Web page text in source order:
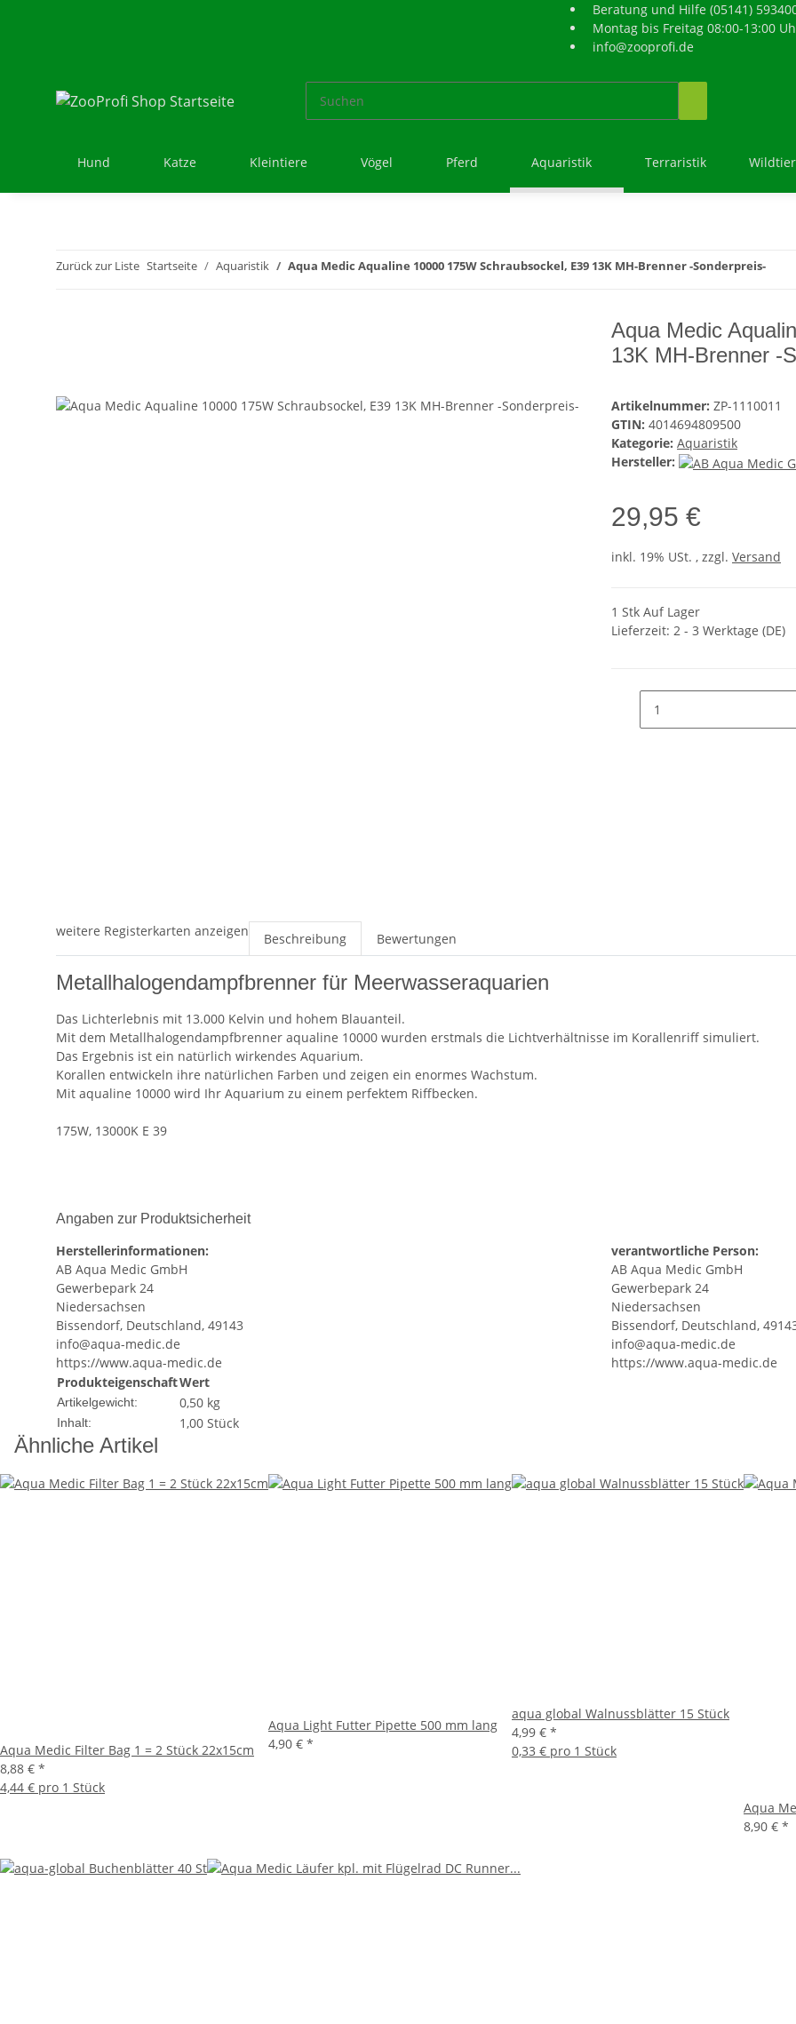
Beratung und Hilfe (05141)
Montag bis Freitag 08:00-13:00
info@zooprofi.de
Hund Katze Kleintiere Vögel Pferd Aquaristik Terraristik
Zurück zur Liste Startseite Aquaristik Aqua Medic Aqualine 10000 175W Schraubsockel, E39 13K MH-Brenner -Sonderpreis-
Aqua Medic
13K MH-Brenner -
Artikelnummer: ZP-1110011
GTIN: 4014694809500
Kategorie: Aquaristik
Hersteller:
29,95 €
inkl. 19% USt. , zzgl. Versand
1 Stk Auf Lager
Lieferzeit: 2 - 3 Werktage (DE)
weitere Registerkarten anzeigen Beschreibung Bewertungen
Metallhalogendampfbrenner für Meerwasseraquarien
Das Lichterlebnis mit 13.000 Kelvin und hohem Blauanteil.
Mit dem Metallhalogendampfbrenner aqualine 10000 wurden erstmals die Lichtverhältnisse im Korallenriff simuliert.
Das Ergebnis ist ein natürlich wirkendes Aquarium.
Korallen entwickeln ihre natürlichen Farben und zeigen ein enormes Wachstum.
Mit aqualine 10000 wird Ihr Aquarium zu einem perfektem Riffbecken.
175W, 13000K E 39
Angaben zur Produktsicherheit
Herstellerinformationen:
AB Aqua Medic GmbH
Gewerbepark 24
Niedersachsen
Bissendorf, Deutschland, 49143
info@aqua-medic.de
https://www.aqua-medic.de
verantwortliche Person:
AB Aqua Medic GmbH
Gewerbepark 24
Niedersachsen
Bissendorf, Deutschland,
info@aqua-medic.de
https://www.aqua-medic.de
ProdukteigenschaftWert
Artikelgewicht: 0,50 kg
Inhalt: 1,00 Stück
Ähnliche Artikel
Aqua Medic Filter Bag 1 = 2 Stück 22x15cm
8,88 € *
4,44 € pro 1 Stück
Aqua Light Futter Pipette 500 mm lang
4,90 € *
aqua global Walnussblätter 15 Stück
4,99 € *
0,33 € pro 1 Stück
Aqua
8,90 € *